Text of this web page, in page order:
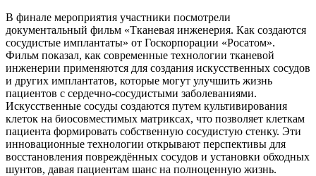
В финале мероприятия участники посмотрели
документальный фильм «Тканевая инженерия. Как создаются
сосудистые имплантаты» от Госкорпорации «Росатом».
Фильм показал, как современные технологии тканевой
инженерии применяются для создания искусственных сосудов
и других имплантатов, которые могут улучшить жизнь
пациентов с сердечно-сосудистыми заболеваниями.
Искусственные сосуды создаются путем культивирования
клеток на биосовместимых матриксах, что позволяет клеткам
пациента формировать собственную сосудистую стенку. Эти
инновационные технологии открывают перспективы для
восстановления повреждённых сосудов и установки обходных
шунтов, давая пациентам шанс на полноценную жизнь.